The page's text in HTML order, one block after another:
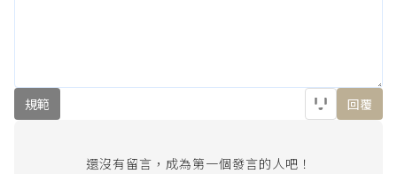
規範 回覆
還沒有留言，成為第一個發言的人吧！